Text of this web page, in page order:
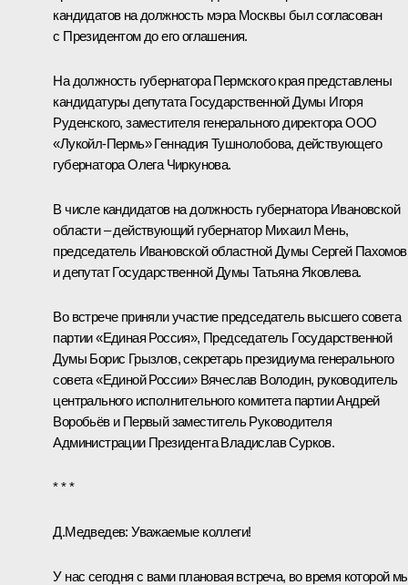
кандидатов на должность мэра Москвы был согласован
с Президентом до его оглашения.
На должность губернатора Пермского края представлены
кандидатуры депутата Государственной Думы Игоря
Руденского, заместителя генерального директора ООО
«Лукойл-Пермь» Геннадия Тушнолобова, действующего
губернатора Олега Чиркунова.
В числе кандидатов на должность губернатора Ивановской
области – действующий губернатор Михаил Мень,
председатель Ивановской областной Думы Сергей Пахомов
и депутат Государственной Думы Татьяна Яковлева.
Во встрече приняли участие председатель высшего совета
партии «Единая Россия», Председатель Государственной
Думы Борис Грызлов, секретарь президиума генерального
совета «Единой России» Вячеслав Володин, руководитель
центрального исполнительного комитета партии Андрей
Воробьёв и Первый заместитель Руководителя
Администрации ПрезидентаВладислав Сурков.
* * *
Д.Медведев: Уважаемые коллеги!
У нас сегодня с вами плановая встреча, во время которой